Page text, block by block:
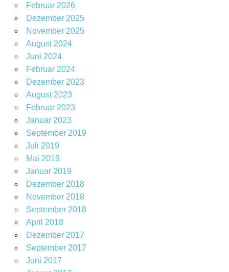
Februar 2026
Dezember 2025
November 2025
August 2024
Juni 2024
Februar 2024
Dezember 2023
August 2023
Februar 2023
Januar 2023
September 2019
Juli 2019
Mai 2019
Januar 2019
Dezember 2018
November 2018
September 2018
April 2018
Dezember 2017
September 2017
Juni 2017